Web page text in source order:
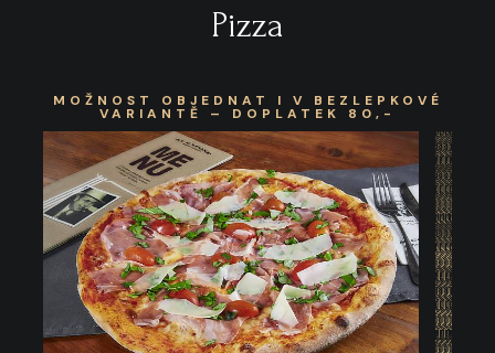
Pizza
MOŽNOST OBJEDNAT I V BEZLEPKOVÉ
VARIANTĚ – DOPLATEK 80,-